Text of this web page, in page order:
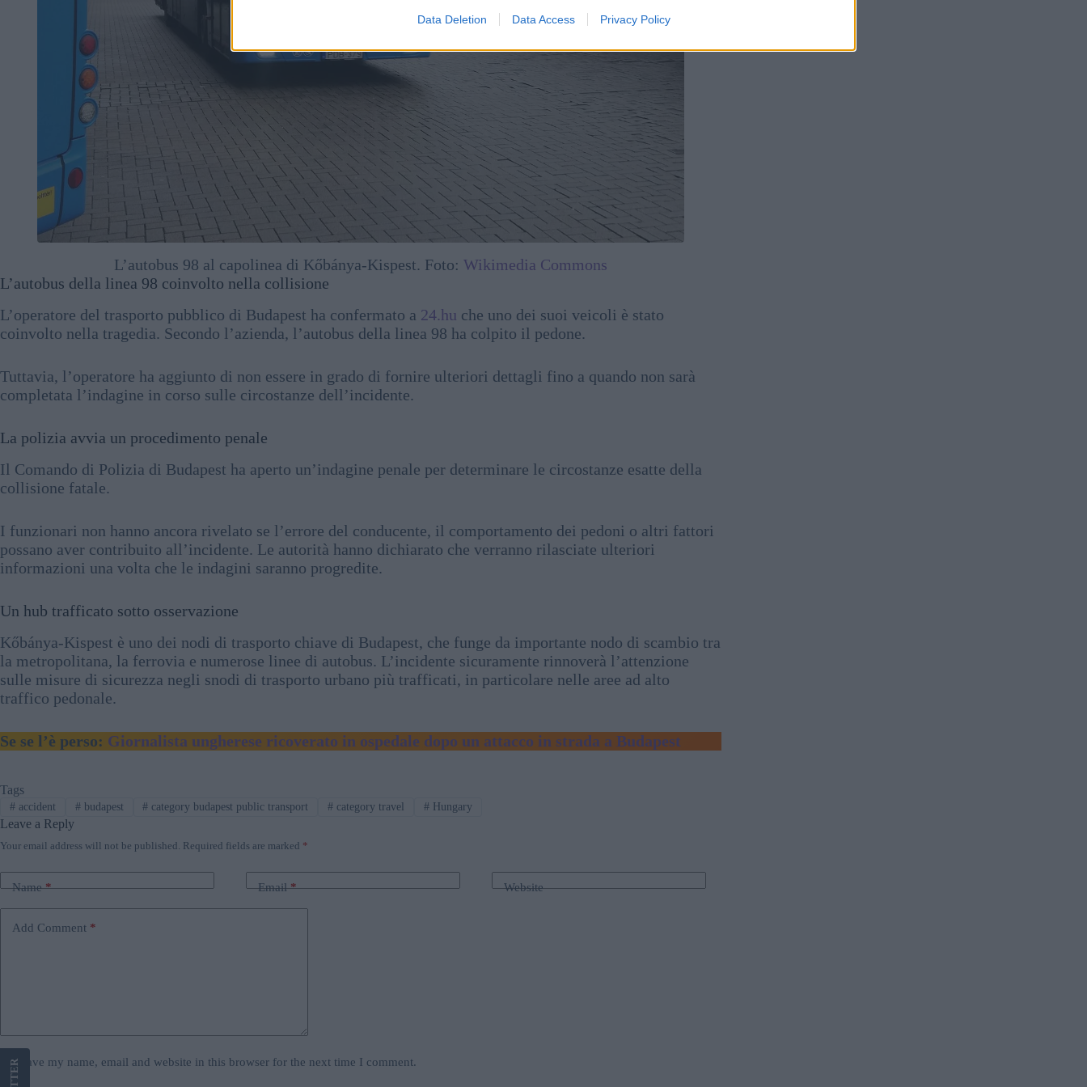
Data Deletion Data Access Privacy Policy
L’autobus 98 al capolinea di Kőbánya-Kispest. Foto:Wikimedia Commons
L’autobus della linea 98 coinvolto nella collisione
L’operatore del trasporto pubblico di Budapest ha confermato a 24.hu che uno dei suoi veicoli è stato
coinvolto nella tragedia. Secondo l’azienda, l’autobus della linea 98 ha colpito il pedone.
Tuttavia, l’operatore ha aggiunto di non essere in grado di fornire ulteriori dettagli fino a quando non sarà
completata l’indagine in corso sulle circostanze dell’incidente.
La polizia avvia un procedimento penale
Il Comando di Polizia di Budapest ha aperto un’indagine penale per determinare le circostanze esatte della
collisione fatale.
I funzionari non hanno ancora rivelato se l’errore del conducente, il comportamento dei pedoni o altri fattori
possano aver contribuito all’incidente. Le autorità hanno dichiarato che verranno rilasciate ulteriori
informazioni una volta che le indagini saranno progredite.
Un hub trafficato sotto osservazione
Kőbánya-Kispest è uno dei nodi di trasporto chiave di Budapest, che funge da importante nodo di scambio tra
la metropolitana, la ferrovia e numerose linee di autobus. L’incidente sicuramente rinnoverà l’attenzione
sulle misure di sicurezza negli snodi di trasporto urbano più trafficati, in particolare nelle aree ad alto
traffico pedonale.
Se se l’è perso: Giornalista ungherese ricoverato in ospedale dopo un attacco in strada a Budapest
Tags
#accident #budapest # category budapest public transport # category travel # Hungary
Leave a Reply
Your email address will not be published. Required fields are marked *
Name* Email* Website
Add Comment *
Save my name, email and website in this browser for the next time I comment.